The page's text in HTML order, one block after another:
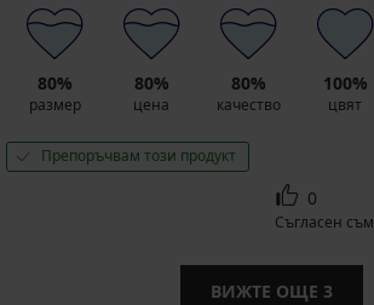
80%
размер
80%
цена
80%
качество
100%
цвят
Препоръчвам този продукт
0
Съгласен съм
ВИЖТЕ ОЩЕ 3